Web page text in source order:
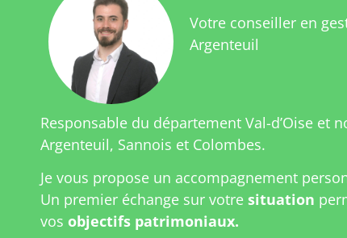
Votre conseiller en
Argenteuil
Responsable du département Val-d’Oise et
Argenteuil, Sannois et Colombes.
Je vous propose un accompagnement
Un premier échange sur votre situation
vos objectifs patrimoniaux.